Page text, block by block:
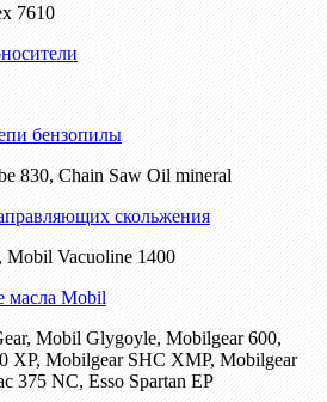
7610
бензопилы
830, Chain Saw Oil mineral
скольжения
Mobil Vacuoline 1400
масла Mobil
Mobil Glygoyle, Mobilgear 600,
XP, Mobilgear SHC XMP, Mobilgear
375 NC, Esso Spartan EP